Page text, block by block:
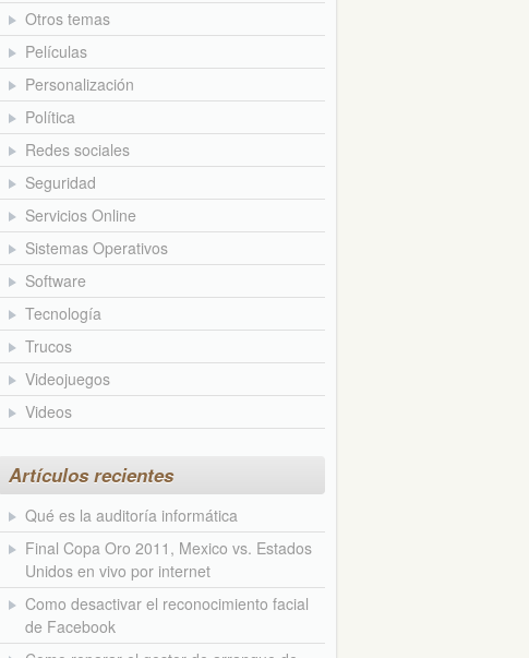
Otros temas
Películas
Personalización
Política
Redes sociales
Seguridad
Servicios Online
Sistemas Operativos
Software
Tecnología
Trucos
Videojuegos
Videos
Artículos recientes
Qué es la auditoría informática
Final Copa Oro 2011, Mexico vs. Estados
Unidos en vivo por internet
Como desactivar el reconocimiento facial
de Facebook